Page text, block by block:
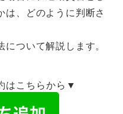
は、どのように判断さ
ついて解説します。
はこちらから▼